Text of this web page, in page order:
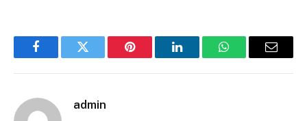
FacebookTwitter Pinterest LinkedInWhatsAppEmail
admin